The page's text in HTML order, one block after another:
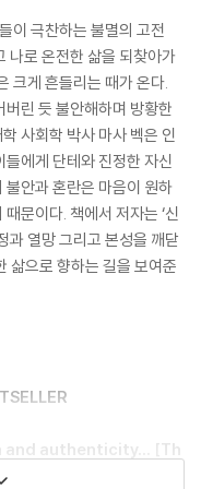
이 극찬하는 불멸의 고전
나로 온전한 삶을 되찾아가
크게 흔들리는 때가 온다.
린 듯 불안해하며 방황한
사회학 박사 마사 벡은 인
에게 단테와 진정한 자신
안과 혼란은 마음이 원하
문이다. 책에서 저자는 ‘신
과 열망 그리고 본성을 깨닫
삶으로 향하는 길을 보여준
and authenticity… [Th
moments and practic